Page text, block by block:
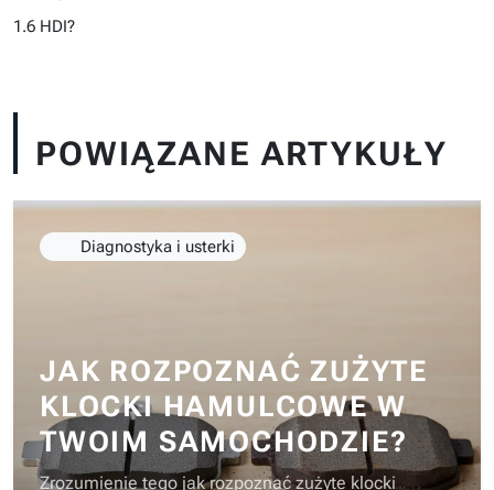
1.6 HDI?
POWIĄZANE ARTYKUŁY
Diagnostyka i usterki
JAK ROZPOZNAĆ ZUŻYTE
KLOCKI HAMULCOWE W
TWOIM SAMOCHODZIE?
Zrozumienie tego jak rozpoznać zużyte klocki